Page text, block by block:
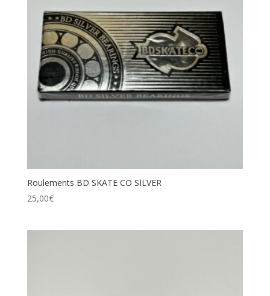
Roulements BD SKATE CO SILVER
25,00€